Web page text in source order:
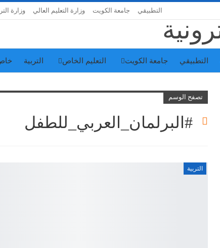
وزارة وزارة التعليم العالي جامعة الكويت التطبيقي
التربية التعليم الخاص جامعة الكويت التطبيقي
تصفح الوسم
#البرلمان_العربي_للطفل
التربية